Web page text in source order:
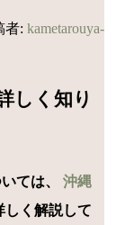
者: kametarouya-
しく知り
ては、 沖縄
しく解説して